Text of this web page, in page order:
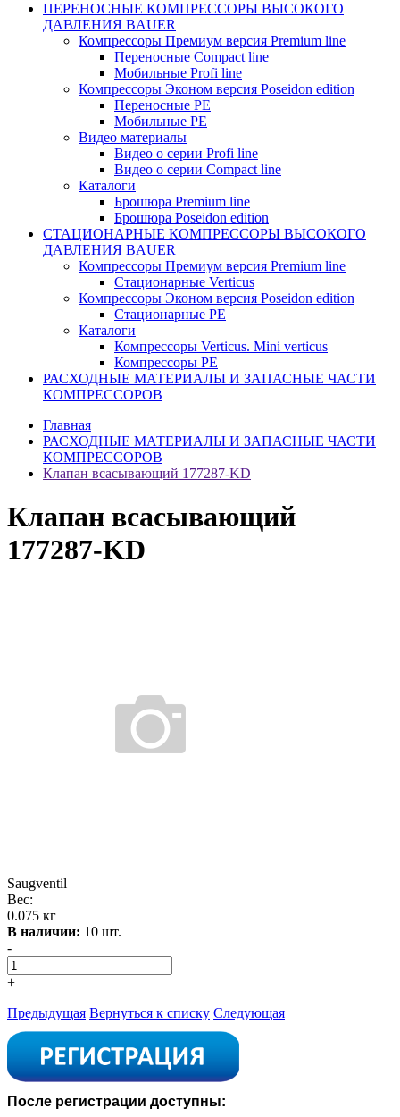
ПЕРЕНОСНЫЕ КОМПРЕССОРЫ ВЫСОКОГО
ДАВЛЕНИЯ BAUER
Компрессоры Премиум версия Premium line
Переносные Compact line
Мобильные Profi line
Компрессоры Эконом версия Poseidon edition
Переносные PE
Мобильные PE
Видео материалы
Видео о серии Profi line
Видео о серии Compact line
Каталоги
Брошюра Premium line
Брошюра Poseidon edition
СТАЦИОНАРНЫЕ КОМПРЕССОРЫ ВЫСОКОГО
ДАВЛЕНИЯ BAUER
Компрессоры Премиум версия Premium line
Стационарные Verticus
Компрессоры Эконом версия Poseidon edition
Стационарные PE
Каталоги
Компрессоры Verticus. Mini verticus
Компрессоры PE
РАСХОДНЫЕ МАТЕРИАЛЫ И ЗАПАСНЫЕ ЧАСТИ
КОМПРЕССОРОВ
Главная
РАСХОДНЫЕ МАТЕРИАЛЫ И ЗАПАСНЫЕ ЧАСТИ
КОМПРЕССОРОВ
Клапан всасывающий 177287-KD
Клапан всасывающий
177287-KD
Saugventil
Вес:
0.075 кг
В наличии: 10 шт.
-
+
Предыдущая Вернуться к списку Следующая
После регистрации доступны: